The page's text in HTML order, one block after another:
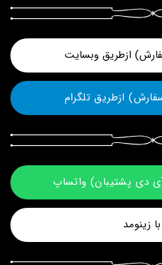
ازطریق وبسایت
ازطریق تلگرام
دی پشتیبان) واتساپ
زینومد